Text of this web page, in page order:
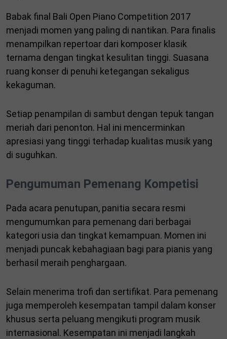
Babak final Bali Open Piano Competition 2017
menjadi momen yang paling di nantikan. Para finalis
menampilkan repertoar dari komposer klasik
ternama dengan tingkat kesulitan tinggi. Suasana
ruang konser di penuhi ketegangan sekaligus
kekaguman.
Setiap penampilan di sambut dengan tepuk tangan
meriah dari penonton. Hal ini mencerminkan
apresiasi yang tinggi terhadap kualitas musik yang
di suguhkan.
Pengumuman Pemenang Kompetisi
Pada acara penutupan, panitia secara resmi
mengumumkan para pemenang dari berbagai
kategori usia dan tingkat kemampuan. Momen ini
menjadi puncak kebahagiaan bagi para pianis yang
berhasil meraih penghargaan.
Selain menerima trofi dan sertifikat. Para pemenang
juga memperoleh kesempatan tampil dalam konser
khusus serta peluang mengikuti program musik
internasional. Kesempatan ini menjadi langkah